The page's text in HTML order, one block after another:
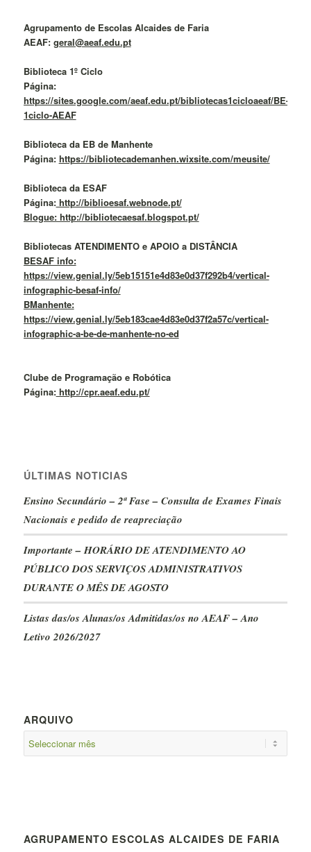
Agrupamento de Escolas Alcaides de Faria
AEAF: geral@aeaf.edu.pt
Biblioteca 1º Ciclo
Página:
https://sites.google.com/aeaf.edu.pt/bibliotecas1cicloaeaf/BE-
1ciclo-AEAF
Biblioteca da EB de Manhente
Página: https://bibliotecademanhen.wixsite.com/meusite/
Biblioteca da ESAF
Página:http://biblioesaf.webnode.pt/
Blogue: http://bibliotecaesaf.blogspot.pt/
Bibliotecas ATENDIMENTO e APOIO a DISTÂNCIA
BESAF info:
https://view.genial.ly/5eb15151e4d83e0d37f292b4/vertical-
infographic-besaf-info/
BManhente:
https://view.genial.ly/5eb183cae4d83e0d37f2a57c/vertical-
infographic-a-be-de-manhente-no-ed
Clube de Programação e Robótica
Página:http://cpr.aeaf.edu.pt/
ÚLTIMAS NOTICIAS
Ensino Secundário – 2ª Fase – Consulta de Exames Finais
Nacionais e pedido de reapreciação
Importante – HORÁRIO DE ATENDIMENTO AO
PÚBLICO DOS SERVIÇOS ADMINISTRATIVOS
DURANTE O MÊS DE AGOSTO
Listas das/os Alunas/os Admitidas/os no AEAF – Ano
Letivo 2026/2027
ARQUIVO
AGRUPAMENTO ESCOLAS ALCAIDES DE FARIA